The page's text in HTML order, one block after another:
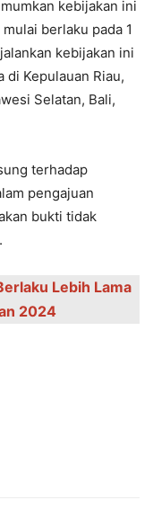
kebijakan ini
berlaku pada 1
kebijakan ini
di Kepulauan Riau,
Selatan, Bali,
terhadap
pengajuan
bukti tidak
Lebih Lama
2024